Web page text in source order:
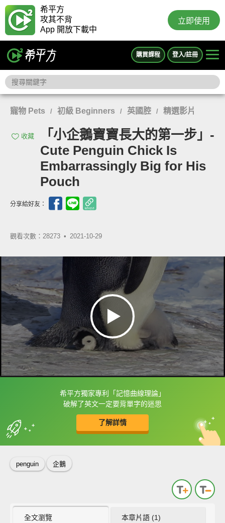
希平方
攻其不背
App 開放下載中
立即使用
購買課程 登入/註冊
寵物 Pets / 初級 Beginners / 英國腔 / 精選影片
收藏
「小企鵝寶寶長大的第一步」-
Cute Penguin Chick Is
Embarrassingly Big for His
Pouch
分享給好友：
觀看次數：28273 • 2021-10-29
希平方獨家專利「記憶曲線理論」
破解了英文一定要背單字的迷思
了解詳情
框選或點兩下字幕可以直接查字典喔！
收錄佳句 中
英
penguin 企鵝
全文瀏覽 本章片語 (1)